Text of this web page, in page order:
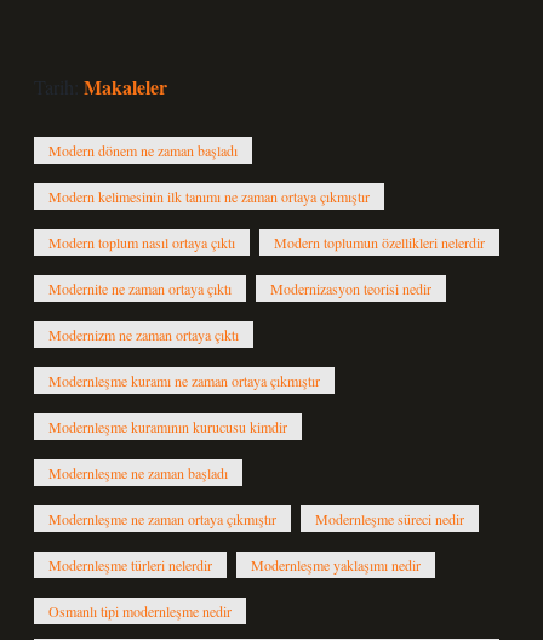
Tarih: Makaleler
Modern dönem ne zaman başladı
Modern kelimesinin ilk tanımı ne zaman ortaya çıkmıştır
Modern toplum nasıl ortaya çıktı Modern toplumun özellikleri nelerdir
Modernite ne zaman ortaya çıktı Modernizasyon teorisi nedir
Modernizm ne zaman ortaya çıktı
Modernleşme kuramı ne zaman ortaya çıkmıştır
Modernleşme kuramının kurucusu kimdir
Modernleşme ne zaman başladı
Modernleşme ne zaman ortaya çıkmıştır Modernleşme süreci nedir
Modernleşme türleri nelerdir Modernleşme yaklaşımı nedir
Osmanlı tipi modernleşme nedir